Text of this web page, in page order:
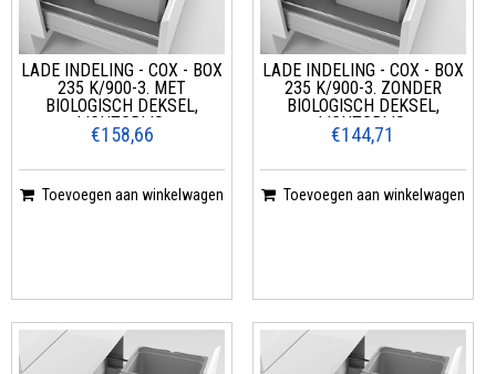
LADE INDELING - COX - BOX
235 K/900-3. MET
BIOLOGISCH DEKSEL,
LICHTGRIJS.
€158,66
Toevoegen aan winkelwagen
LADE INDELING - COX - BOX
235 K/900-3. ZONDER
BIOLOGISCH DEKSEL,
LICHTGRIJS.
€144,71
Toevoegen aan winkelwagen